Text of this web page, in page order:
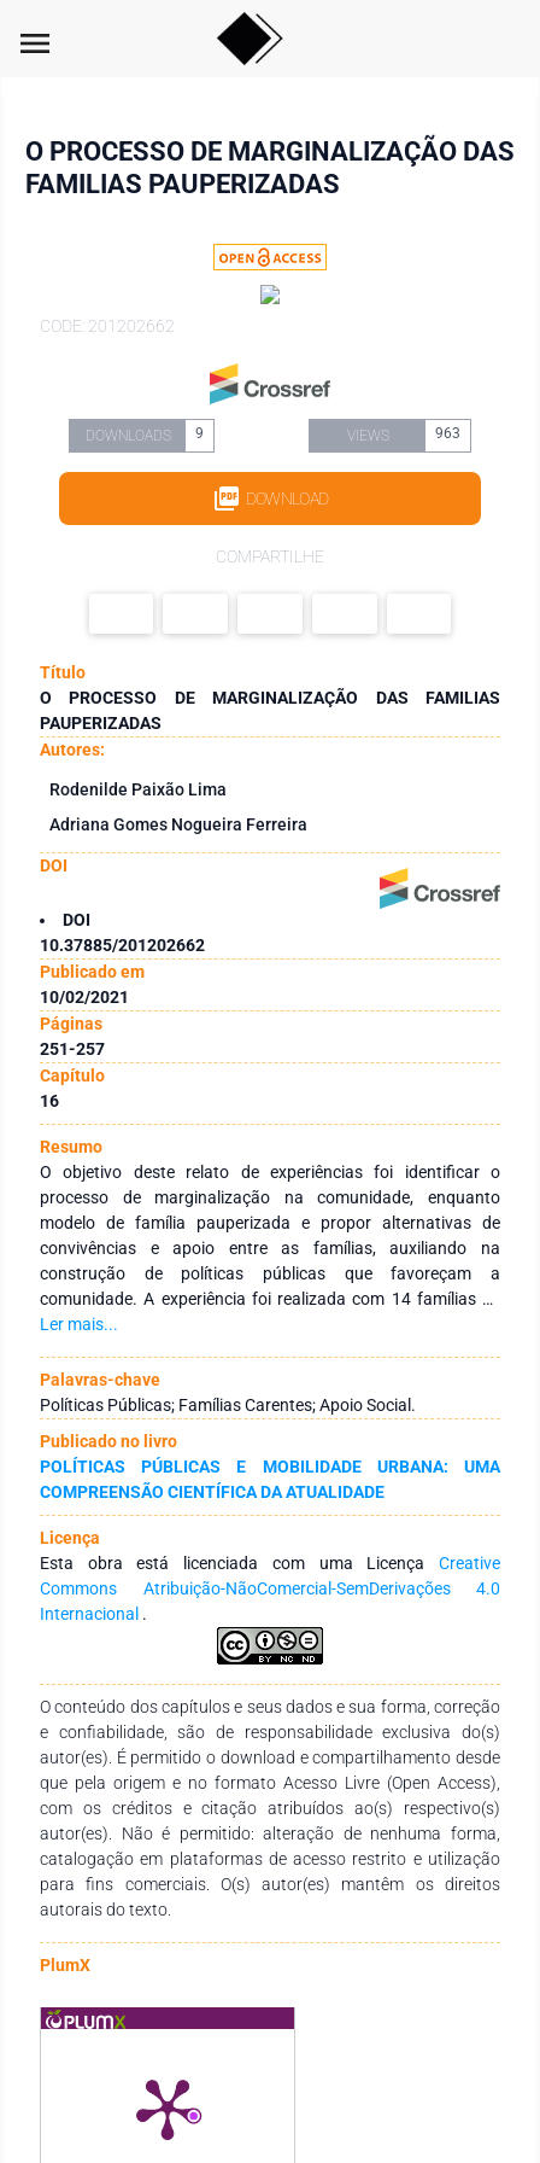
menu
O PROCESSO DE MARGINALIZAÇÃO DAS
FAMILIAS PAUPERIZADAS
CODE: 201202662
DOWNLOADS 9 VIEWS 963
DOWNLOAD
COMPARTILHE
Título
O PROCESSO DE MARGINALIZAÇÃO DAS FAMILIAS
PAUPERIZADAS
Autores:
Rodenilde Paixão Lima
Adriana Gomes Nogueira Ferreira
DOI
DOI
10.37885/201202662
Publicado em
10/02/2021
Páginas
251-257
Capítulo
16
Resumo
O objetivo deste relato de experiências foi identificar o
processo de marginalização na comunidade, enquanto
modelo de família pauperizada e propor alternativas de
convivências e apoio entre as famílias, auxiliando na
construção de políticas públicas que favoreçam a
comunidade. A experiência foi realizada com 14 famílias de
comunidade urbana, que apresentam necessidades sociais,
Focolares realizaram visitas mensais no período de
janeiro/2013 a maio/2016, utilizou-se entrevista, momentos
pedagógicos, oferta de consultas pediátricas, dispensação de
medicamentos, encaminhamentos, reuniões interventivas
sobre a vida espiritual, educação e aspectos sociais dos
participantes, além de construir um momento pedagógico de
descontração com crianças e adolescentes. As famílias
apresentaram suas experiências pessoais de relacionamento
familiar e vivência cristã. Compreender as necessidades da
comunidade, construindo com elas alternativas para
minimizar vulnerabilidades sociais dos moradores dessa
Comunidade, assim como o crescimento de todos com o
Ler mais...
Palavras-chave
Políticas Públicas; Famílias Carentes; Apoio Social.
Publicado no livro
POLÍTICAS PÚBLICAS E MOBILIDADE URBANA: UMA
COMPREENSÃO CIENTÍFICA DA ATUALIDADE
Licença
Esta obra está licenciada com uma Licença Creative
Commons Atribuição-NãoComercial-SemDerivações 4.0
Internacional .
O conteúdo dos capítulos e seus dados e sua forma, correção
e confiabilidade, são de responsabilidade exclusiva do(s)
autor(es). É permitido o download e compartilhamento desde
que pela origem e no formato Acesso Livre (Open Access),
com os créditos e citação atribuídos ao(s) respectivo(s)
autor(es). Não é permitido: alteração de nenhuma forma,
catalogação em plataformas de acesso restrito e utilização
para fins comerciais. O(s) autor(es) mantêm os direitos
autorais do texto.
PlumX